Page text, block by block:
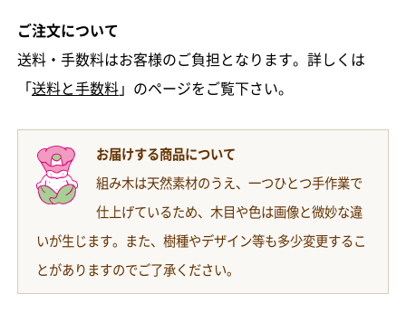
ご注文について
送料・手数料はお客様のご負担となります。詳しくは
「送料と手数料」のページをご覧下さい。
お届けする商品について
組み木は天然素材のうえ、一つひとつ手作業で
仕上げているため、木目や色は画像と微妙な違
いが生じます。また、樹種やデザイン等も多少変更するこ
とがありますのでご了承ください。